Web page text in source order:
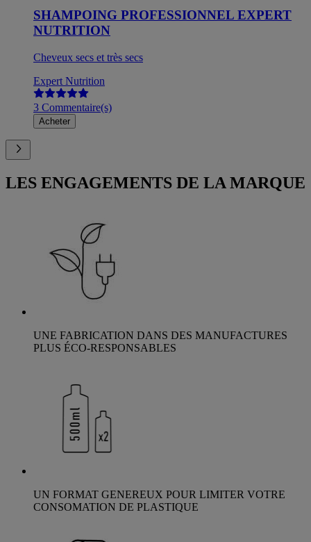
SHAMPOING PROFESSIONNEL EXPERT
NUTRITION
Cheveux secs et très secs
Expert Nutrition
3 Commentaire(s)
Acheter
LES ENGAGEMENTS DE LA MARQUE
UNE FABRICATION DANS DES MANUFACTURES
PLUS ÉCO-RESPONSABLES
UN FORMAT GENEREUX POUR LIMITER VOTRE
CONSOMATION DE PLASTIQUE